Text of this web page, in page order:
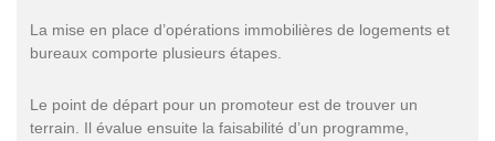
La mise en place d’opérations immobilières de logements et
bureaux comporte plusieurs étapes.
Le point de départ pour un promoteur est de trouver un
terrain. Il évalue ensuite la faisabilité d’un programme,